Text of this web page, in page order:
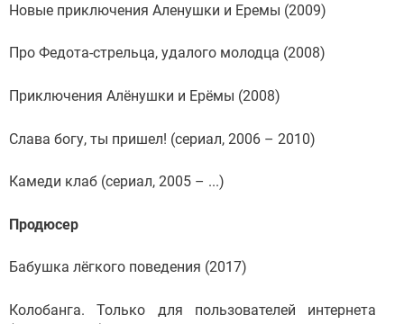
Новые приключения Аленушки и Еремы (2009)
Про Федота-стрельца, удалого молодца (2008)
Приключения Алёнушки и Ерёмы (2008)
Слава богу, ты пришел! (сериал, 2006 – 2010)
Камеди клаб (сериал, 2005 – ...)
Продюсер
Бабушка лёгкого поведения (2017)
Колобанга. Только для пользователей интернета